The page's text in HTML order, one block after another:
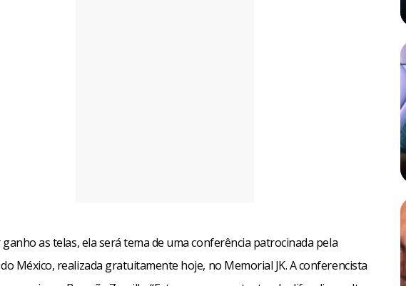
as telas, ela será tema de uma conferência patrocinada pela
México, realizada gratuitamente hoje, no Memorial JK. A conferencista